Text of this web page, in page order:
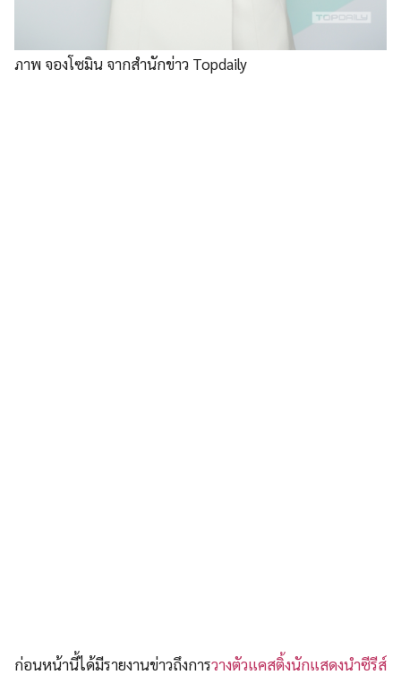
ภาพ จองโซมิน จากสำนักข่าว Topdaily
ก่อนหน้านี้ได้มีรายงานข่าวถึงการวางตัวแคสติ้งนักแสดงนำซีรีส์